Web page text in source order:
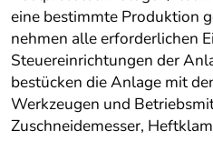
eine bestimmte Produktion
nehmen alle erforderlichen
Steuereinrichtungen der
bestücken die Anlage mit
Werkzeugen und
Zuschneidemesser,